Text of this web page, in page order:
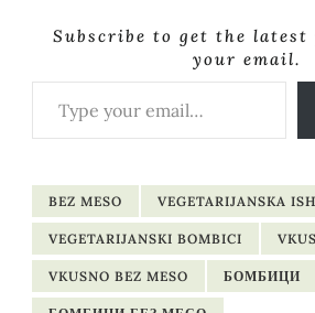
Subscribe to get the latest
your email.
Type your email…
BEZ MESO VEGETARIJANSKA
VEGETARIJANSKI BOMBICI
VKUSNO BEZ MESO БОМБИЦИ